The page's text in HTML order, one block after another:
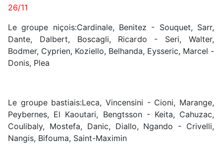
26/11
Le groupe niçois:Cardinale, Benitez - Souquet, Sarr,
Dante, Dalbert, Boscagli, Ricardo - Seri, Walter,
Bodmer, Cyprien, Koziello, Belhanda, Eysseric, Marcel -
Donis, Plea
Le groupe bastiais:Leca, Vincensini - Cioni, Marange,
Peybernes, El Kaoutari, Bengtsson - Keita, Cahuzac,
Coulibaly, Mostefa, Danic, Diallo, Ngando - Crivelli,
Nangis, Bifouma, Saint-Maximin